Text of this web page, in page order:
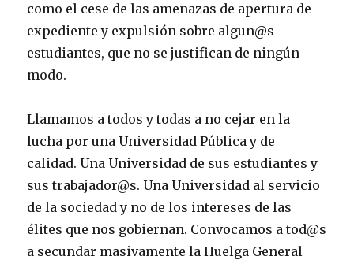
como el cese de las amenazas de apertura de
expediente y expulsión sobre algun@s
estudiantes, que no se justifican de ningún
modo.
Llamamos a todos y todas a no cejar en la
lucha por una Universidad Pública y de
calidad. Una Universidad de sus estudiantes y
sus trabajador@s. Una Universidad al servicio
de la sociedad y no de los intereses de las
élites que nos gobiernan. Convocamos a tod@s
a secundar masivamente la Huelga General